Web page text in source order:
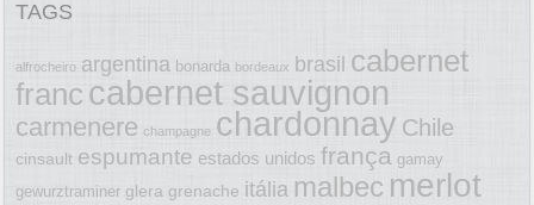
TAGS
alfrocheiro argentina bonarda bordeaux brasil cabernet
franc cabernet sauvignon
carmenere champagne chardonnay Chile
cinsault espumante estados unidos frança gamay
gewurztraminer glera grenache itália malbec merlot